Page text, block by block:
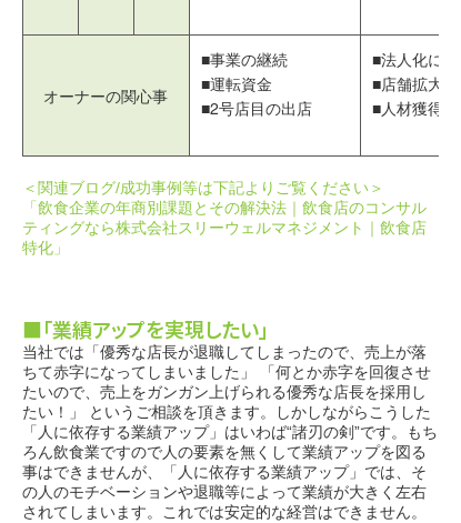
オーナーの関心事
■事業の継続
■運転資金
■2号店目の出店
■法人化に
■店舗拡大
■人材獲得
＜関連ブログ/成功事例等は下記よりご覧ください＞
「飲食企業の年商別課題とその解決法｜飲食店のコンサル
ティングなら株式会社スリーウェルマネジメント｜飲食店
特化」
■「業績アップを実現したい」
当社では「優秀な店長が退職してしまったので、売上が落
ちて赤字になってしまいました」 「何とか赤字を回復させ
たいので、売上をガンガン上げられる優秀な店長を採用し
たい！」 というご相談を頂きます。しかしながらこうした
「人に依存する業績アップ」はいわば“諸刃の剣”です。もち
ろん飲食業ですので人の要素を無くして業績アップを図る
事はできませんが、「人に依存する業績アップ」では、そ
の人のモチベーションや退職等によって業績が大きく左右
されてしまいます。これでは安定的な経営はできません。